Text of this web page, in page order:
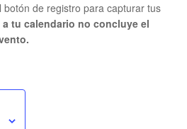
botón de registro para capturar tus
tu calendario no concluye el